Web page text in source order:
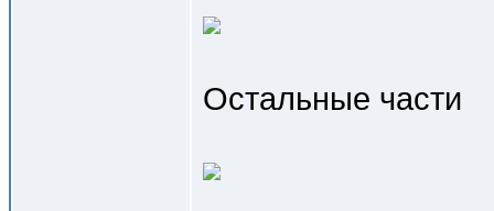
Остальные части